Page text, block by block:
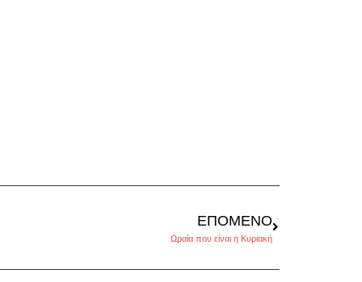
ΕΠΌΜΕΝΟ
Ωραία που είναι η Κυριακή